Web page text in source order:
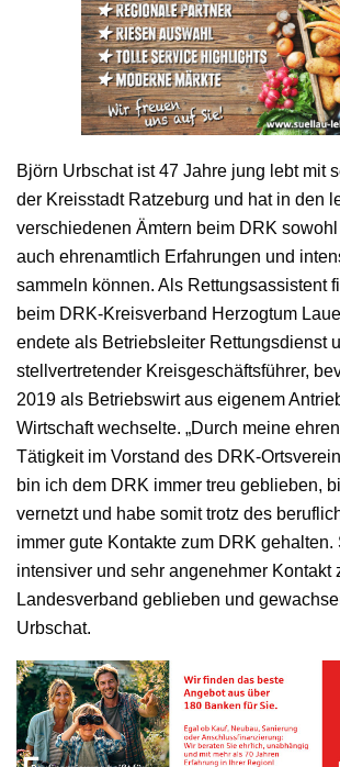
Björn Urbschat ist 47 Jahre jung lebt mit
der Kreisstadt Ratzeburg und hat in den
verschiedenen Ämtern beim DRK
auch ehrenamtlich Erfahrungen und
sammeln können. Als Rettungsassistent
beim DRK-Kreisverband Herzogtum
endete als Betriebsleiter Rettungsdienst
stellvertretender Kreisgeschäftsführer,
2019 als Betriebswirt aus eigenem
Wirtschaft wechselte. „Durch meine
Tätigkeit im Vorstand des DRK-
bin ich dem DRK immer treu geblieben,
vernetzt und habe somit trotz des
immer gute Kontakte zum DRK gehalten.
intensiver und sehr angenehmer Kontakt
Landesverband geblieben und
Urbschat.